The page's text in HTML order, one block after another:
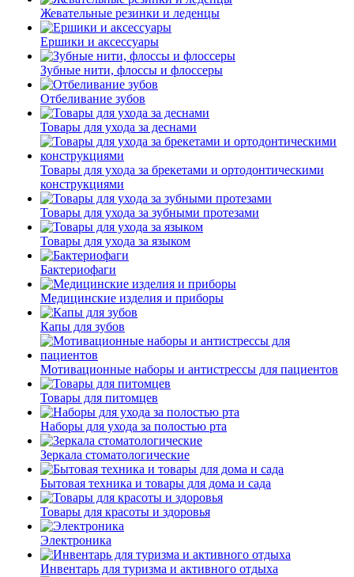
Жевательные резинки и леденцы
Ершики и аксессуары
Зубные нити, флоссы и флоссеры
Отбеливание зубов
Товары для ухода за деснами
Товары для ухода за брекетами и ортодонтическими
конструкциями
Товары для ухода за зубными протезами
Товары для ухода за языком
Бактериофаги
Медицинские изделия и приборы
Капы для зубов
Мотивационные наборы и антистрессы для пациентов
Товары для питомцев
Наборы для ухода за полостью рта
Зеркала стоматологические
Бытовая техника и товары для дома и сада
Товары для красоты и здоровья
Электроника
Инвентарь для туризма и активного отдыха